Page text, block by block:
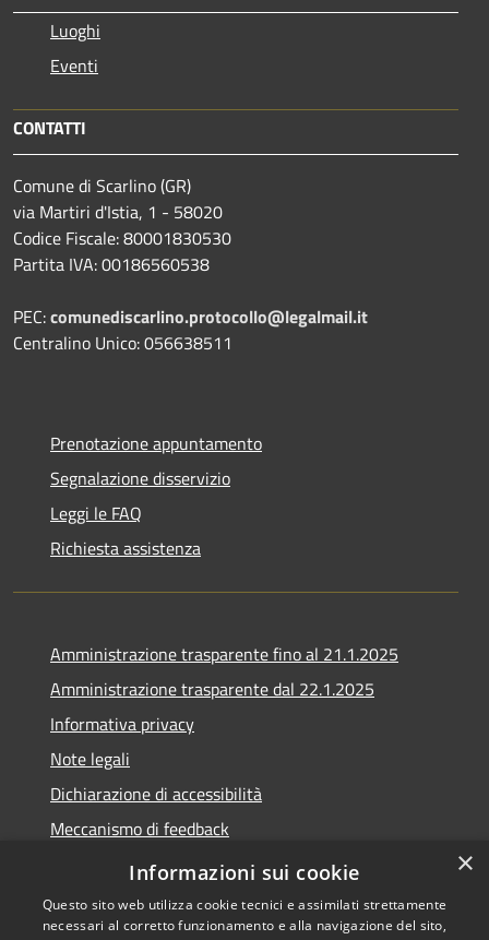
Luoghi
Eventi
CONTATTI
Comune di Scarlino (GR)
via Martiri d'Istia, 1 - 58020
Codice Fiscale: 80001830530
Partita IVA: 00186560538
PEC:comunediscarlino.protocollo@legalmail.it
Centralino Unico: 056638511
Prenotazione appuntamento
Segnalazione disservizio
Leggi le FAQ
Richiesta assistenza
Amministrazione trasparente fino al 21.1.2025
Amministrazione trasparente dal 22.1.2025
Informativa privacy
Note legali
Dichiarazione di accessibilità
Meccanismo di feedback
Whistleblowing
×
Informazioni sui cookie
Questo sito web utilizza cookie tecnici e assimilati strettamente
necessari al corretto funzionamento e alla navigazione del sito,